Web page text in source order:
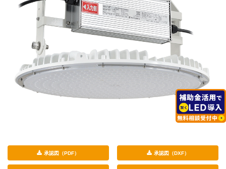
承認図（PDF） 承認図（DXF）